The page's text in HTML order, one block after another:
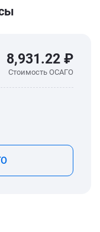
8,931.22 ₽
Стоимость ОСАГО